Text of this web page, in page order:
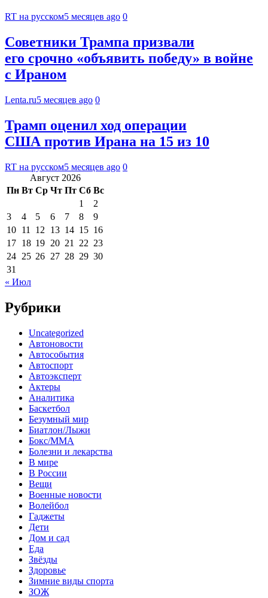
RT на русском5 месяцев ago 0
Советники Трампа призвали
его срочно «объявить победу» в войне
с Ираном
Lenta.ru5 месяцев ago 0
Трамп оценил ход операции
США против Ирана на 15 из 10
RT на русском5 месяцев ago 0
Август 2026
Пн Вт Ср Чт Пт Сб Вс
1
2
3
4 5 6 7 8
9
10 11 12 13 14 15 16
17 18 19 20 21 22 23
24 25 26 27 28 29 30
31
« Июл
Рубрики
Uncategorized
Автоновости
Автособытия
Автоспорт
Автоэксперт
Актеры
Аналитика
Баскетбол
Безумный мир
Биатлон/Лыжи
Бокс/MMA
Болезни и лекарства
В мире
В России
Вещи
Военные новости
Волейбол
Гаджеты
Дети
Дом и сад
Еда
Звёзды
Здоровье
Зимние виды спорта
ЗОЖ